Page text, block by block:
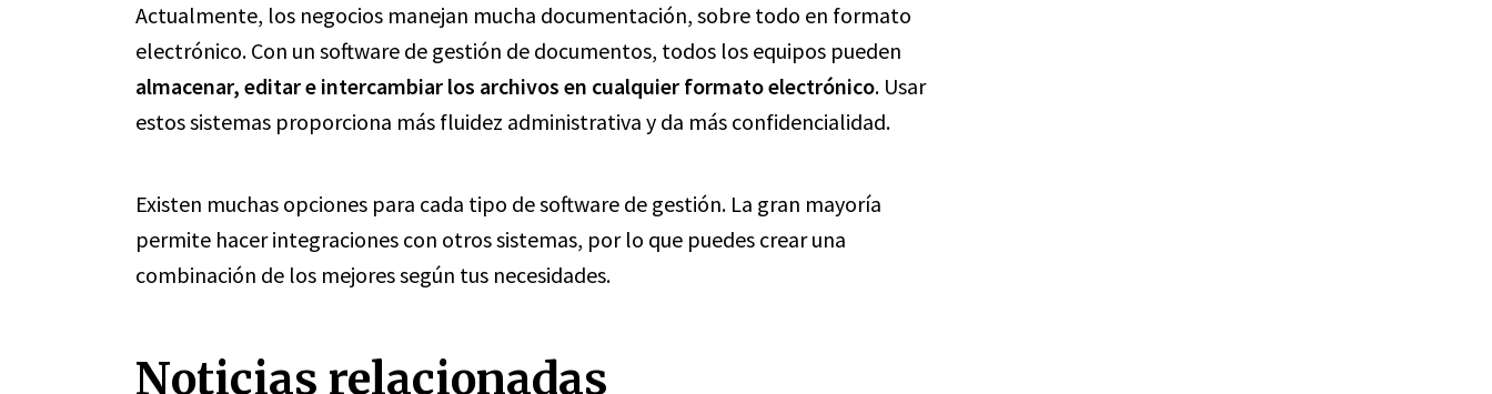
Actualmente, los negocios manejan mucha documentación, sobre todo en formato
electrónico. Con un software de gestión de documentos, todos los equipos pueden
almacenar, editar e intercambiar los archivos en cualquier formato electrónico. Usar
estos sistemas proporciona más fluidez administrativa y da más confidencialidad.
Existen muchas opciones para cada tipo de software de gestión. La gran mayoría
permite hacer integraciones con otros sistemas, por lo que puedes crear una
combinación de los mejores según tus necesidades.
Noticias relacionadas